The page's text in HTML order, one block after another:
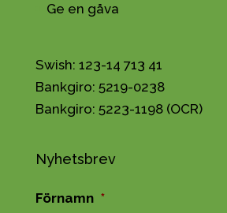
Ge en gåva
Swish: 123-14 713 41
Bankgiro: 5219-0238
Bankgiro: 5223-1198 (OCR)
Nyhetsbrev
Förnamn *